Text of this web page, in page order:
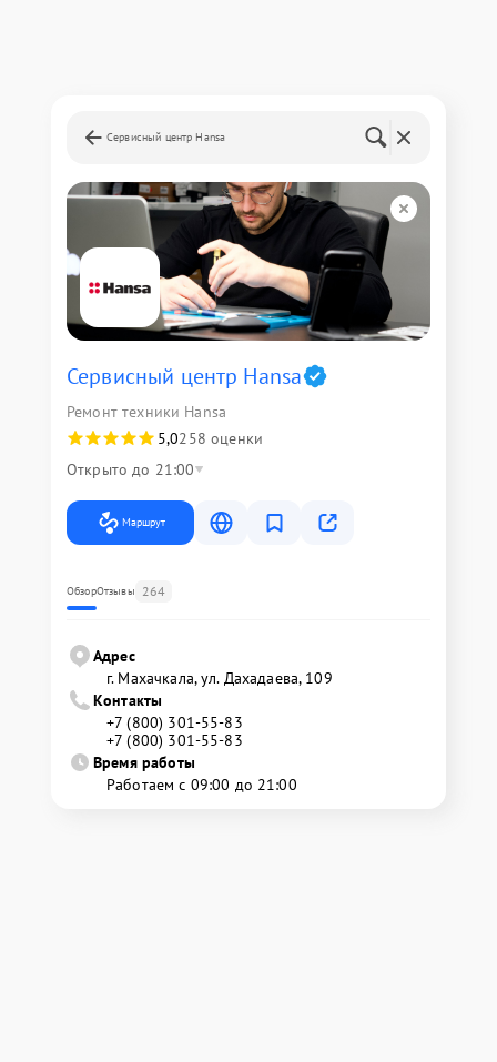
Сервисный центр Hansa
Сервисный центр Hansa
Ремонт техники Hansa
5,0258 оценки
Открыто до 21:00
Маршрут
ОбзорОтзывы 264
Адрес
г. Махачкала, ул. Дахадаева, 109
Контакты
+7 (800) 301-55-83
+7 (800) 301-55-83
Время работы
Работаем с 09:00 до 21:00